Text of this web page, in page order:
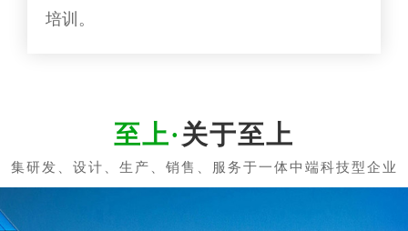
培训。
关于至上